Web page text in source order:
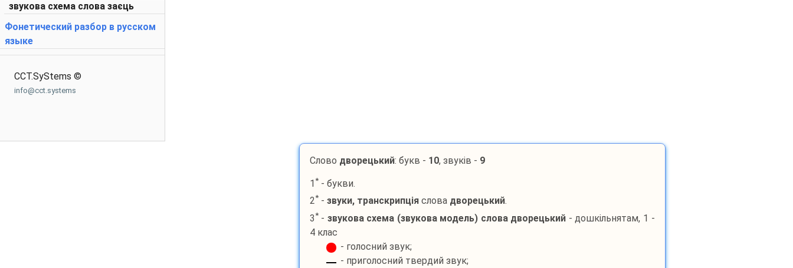
звукова схема слова заєць
Фонетический разбор в русском
языке
CCT.SyStems ©
info@cct.systems
Слово дворецький: букв - 10, звуків - 9
1 *- букви.
2*- звуки, транскрипціяслова дворецький.
3*- звукова схема (звукова модель) слова дворецький - дошкільнятам, 1 -
4 клас
- голосний звук;
- приголосний твердий звук;